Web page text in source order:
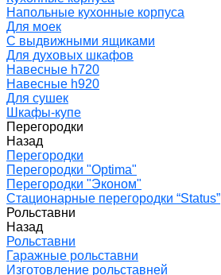
Напольные кухонные корпуса
Для моек
С выдвижными ящиками
Для духовых шкафов
Навесные h720
Навесные h920
Для сушек
Шкафы-купе
Перегородки
Назад
Перегородки
Перегородки "Optima"
Перегородки "Эконом"
Стационарные перегородки “Status”
Рольставни
Назад
Рольставни
Гаражные рольставни
Изготовление рольставней